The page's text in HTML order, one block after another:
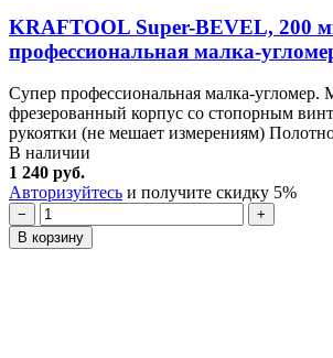
KRAFTOOL Super-BEVEL, 200
профессиональная малка-
Супер профессиональная малка-угломер.
фрезерованный корпус со стопорным
рукоятки (не мешает измерениям)
В наличии
1 240 руб.
Авторизуйтесь и получите скидку 5%
−
+
В корзину